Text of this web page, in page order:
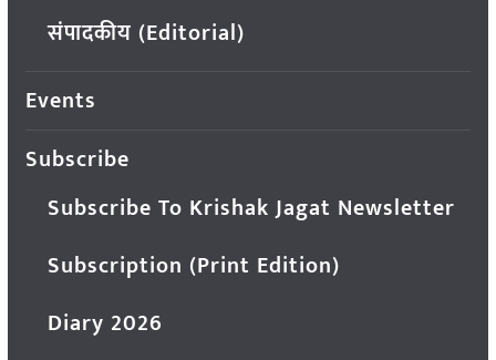
संपादकीय (Editorial)
Events
Subscribe
Subscribe To Krishak Jagat Newsletter
Subscription (Print Edition)
Diary 2026